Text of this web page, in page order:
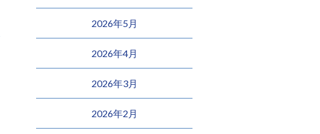
2026年5月
2026年4月
2026年3月
2026年2月